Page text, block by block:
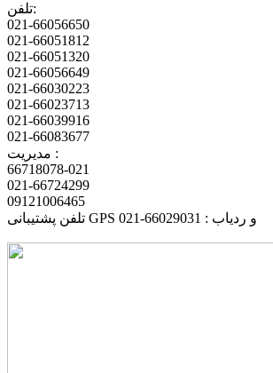
تلفن:
021-66056650
021-66051812
021-66051320
021-66056649
021-66030223
021-66023713
021-66039916
021-66083677
مدیریت :
66718078-021
021-66724299
09121006465
تلفن پشتیبانی GPS و ردیاب : 66029031-021